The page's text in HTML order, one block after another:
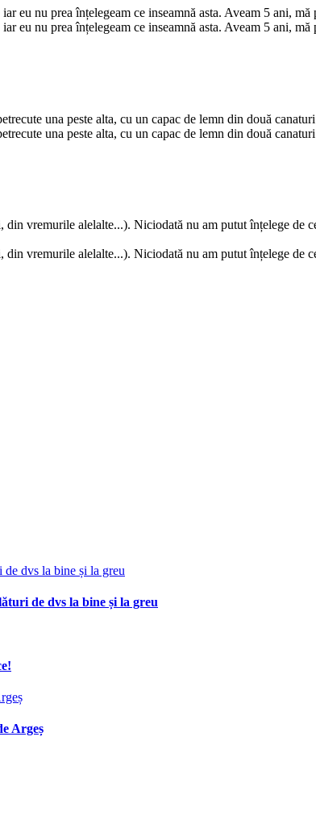
eu nu prea înțelegeam ce inseamnă asta. Aveam 5 ani,
eu nu prea înțelegeam ce inseamnă asta. Aveam 5 ani,
una peste alta, cu un capac de lemn din două
una peste alta, cu un capac de lemn din două
vremurile alelalte...). Niciodată nu am putut înțelege de
vremurile alelalte...). Niciodată nu am putut înțelege de
de dvs la bine și la greu
Argeș